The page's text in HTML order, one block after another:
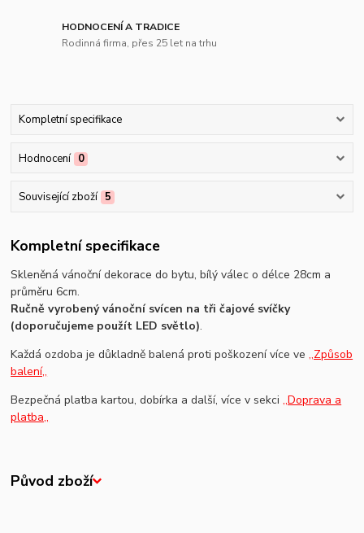
HODNOCENÍ A TRADICE
Rodinná firma, přes 25 let na trhu
Kompletní specifikace
Hodnocení 0
Související zboží 5
Kompletní specifikace
Skleněná vánoční dekorace do bytu, bílý válec o délce 28cm a
průměru 6cm.
Ručně vyrobený vánoční svícen na tři čajové svíčky
(doporučujeme použít LED světlo).
Každá ozdoba je důkladně balená proti poškození více ve,,Způsob
balení,,
Bezpečná platba kartou, dobírka a další, více v sekci,,Doprava a
platba,,
Původ zboží